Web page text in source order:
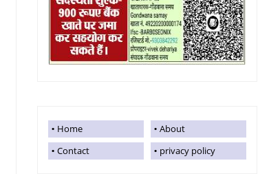
Home
About
Contact
privacy policy